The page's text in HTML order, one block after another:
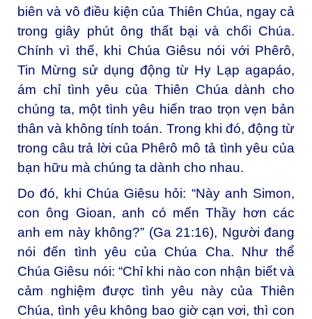
biên và vô điều kiện của Thiên Chúa, ngay cả
trong giây phút ông thất bại và chối Chúa.
Chính vì thế, khi Chúa Giêsu nói với Phêrô,
Tin Mừng sử dụng động từ Hy Lạp agapáo,
ám chỉ tình yêu của Thiên Chúa dành cho
chúng ta, một tình yêu hiến trao trọn vẹn bản
thân và không tính toán. Trong khi đó, động từ
trong câu trả lời của Phêrô mô tả tình yêu của
bạn hữu mà chúng ta dành cho nhau.
Do đó, khi Chúa Giêsu hỏi: “Này anh Simon,
con ông Gioan, anh có mến Thầy hơn các
anh em này không?” (Ga 21:16), Người đang
nói đến tình yêu của Chúa Cha. Như thể
Chúa Giêsu nói: “Chỉ khi nào con nhận biết và
cảm nghiệm được tình yêu này của Thiên
Chúa, tình yêu không bao giờ cạn vơi, thì con